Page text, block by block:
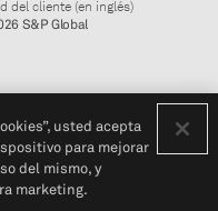
del cliente (en inglés)
S&P Global
usted acepta
para mejorar
del mismo, y
marketing.